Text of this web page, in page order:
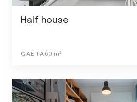
Half house
GAETA 60 m²